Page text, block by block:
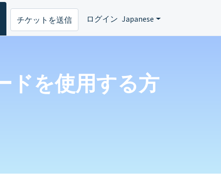
チケットを送信 ログイン Japanese
ドを使用する方